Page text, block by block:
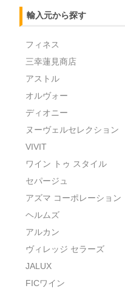
輸入元から探す
フィネス
三幸蓮見商店
アストル
オルヴォー
ディオニー
ヌーヴェルセレクション
VIVIT
ワイン トゥ スタイル
セパージュ
アズマ コーポレーション
ヘルムズ
アルカン
ヴィレッジ セラーズ
JALUX
FICワイン